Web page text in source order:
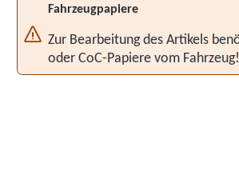
Fahrzeugpapiere
Zur Bearbeitung des Artikels
oder CoC-Papiere vom Fahrzeug!